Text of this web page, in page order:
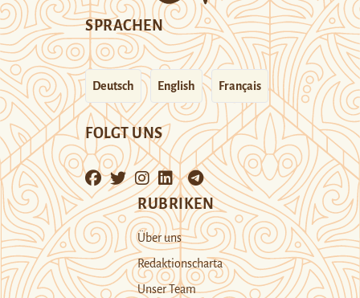
SPRACHEN
Deutsch English Français
FOLGT UNS
RUBRIKEN
Über uns
Redaktionscharta
Unser Team